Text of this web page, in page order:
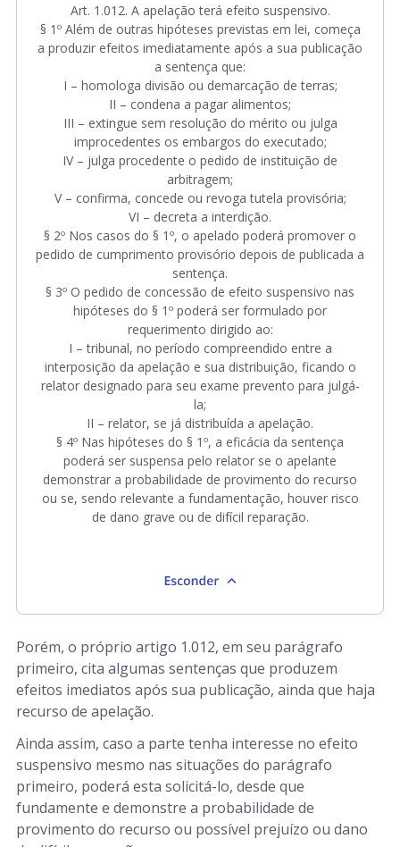
Art. 1.012. A apelação terá efeito suspensivo.
§ 1º Além de outras hipóteses previstas em lei, começa
a produzir efeitos imediatamente após a sua publicação
a sentença que:
I – homologa divisão ou demarcação de terras;
II – condena a pagar alimentos;
III – extingue sem resolução do mérito ou julga
improcedentes os embargos do executado;
IV – julga procedente o pedido de instituição de
arbitragem;
V – confirma, concede ou revoga tutela provisória;
VI – decreta a interdição.
§ 2º Nos casos do § 1º, o apelado poderá promover o
pedido de cumprimento provisório depois de publicada a
sentença.
§ 3º O pedido de concessão de efeito suspensivo nas
hipóteses do § 1º poderá ser formulado por
requerimento dirigido ao:
I – tribunal, no período compreendido entre a
interposição da apelação e sua distribuição, ficando o
relator designado para seu exame prevento para julgá-
la;
II – relator, se já distribuída a apelação.
§ 4º Nas hipóteses do § 1º, a eficácia da sentença
poderá ser suspensa pelo relator se o apelante
demonstrar a probabilidade de provimento do recurso
ou se, sendo relevante a fundamentação, houver risco
de dano grave ou de difícil reparação.
Porém, o próprio artigo 1.012, em seu parágrafo
primeiro, cita algumas sentenças que produzem
efeitos imediatos após sua publicação, ainda que haja
recurso de apelação.
Ainda assim, caso a parte tenha interesse no efeito
suspensivo mesmo nas situações do parágrafo
primeiro, poderá esta solicitá-lo, desde que
fundamente e demonstre a probabilidade de
provimento do recurso ou possível prejuízo ou dano